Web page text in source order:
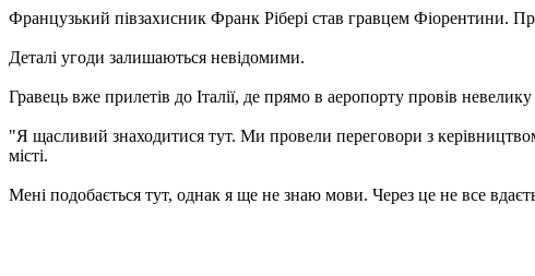
Французький півзахисник Франк Рібері став гравцем Фіорентини.
Деталі угоди залишаються невідомими.
Гравець вже прилетів до Італії, де прямо в аеропорту провів
"Я щасливий знаходитися тут. Ми провели переговори з
місті.
Мені подобається тут, однак я ще не знаю мови. Через це не все